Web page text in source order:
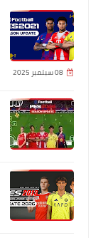
08 سبتمبر 2025